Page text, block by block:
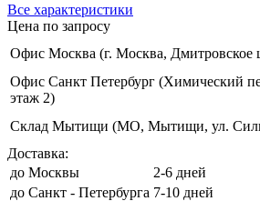
Все характеристики
Цена по запросу
Офис Москва (г. Москва, Дмитровское
Офис Санкт Петербург (Химический
этаж 2)
Склад Мытищи (МО, Мытищи, ул.
Доставка:
до Москвы
2-6 дней
до Санкт - Петербурга 7-10 дней